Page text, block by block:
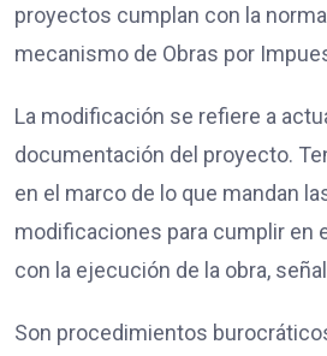
proyectos cumplan con la
mecanismo de Obras por
La modificación se refiere a
documentación del proyecto.
en el marco de lo que mandan
modificaciones para cumplir en
con la ejecución de la obra,
Son procedimientos